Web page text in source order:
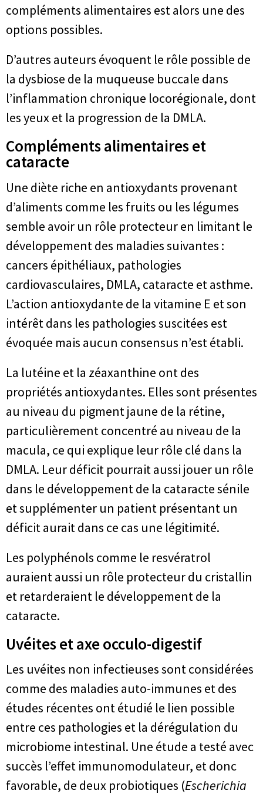
compléments alimentaires est alors une des
options possibles.
D’autres auteurs évoquent le rôle possible de
la dysbiose de la muqueuse buccale dans
l’inflammation chronique locorégionale, dont
les yeux et la progression de la DMLA.
Compléments alimentaires et
cataracte
Une diète riche en antioxydants provenant
d’aliments comme les fruits ou les légumes
semble avoir un rôle protecteur en limitant le
développement des maladies suivantes :
cancers épithéliaux, pathologies
cardiovasculaires, DMLA, cataracte et asthme.
L’action antioxydante de la vitamine E et son
intérêt dans les pathologies suscitées est
évoquée mais aucun consensus n’est établi.
La lutéine et la zéaxanthine ont des
propriétés antioxydantes. Elles sont présentes
au niveau du pigment jaune de la rétine,
particulièrement concentré au niveau de la
macula, ce qui explique leur rôle clé dans la
DMLA. Leur déficit pourrait aussi jouer un rôle
dans le développement de la cataracte sénile
et supplémenter un patient présentant un
déficit aurait dans ce cas une légitimité.
Les polyphénols comme le resvératrol
auraient aussi un rôle protecteur du cristallin
et retarderaient le développement de la
cataracte.
Uvéites et axe occulo-digestif
Les uvéites non infectieuses sont considérées
comme des maladies auto-immunes et des
études récentes ont étudié le lien possible
entre ces pathologies et la dérégulation du
microbiome intestinal. Une étude a testé avec
succès l’effet immunomodulateur, et donc
favorable, de deux probiotiques (Escherichia